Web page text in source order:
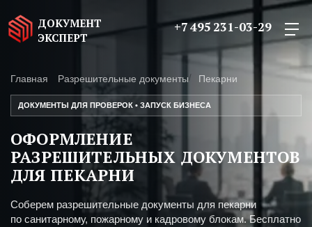
ДОКУМЕНТ
ЭКСПЕРТ
+7 495 231-03-29
Главная Разрешительные документы Пекарни
ДОКУМЕНТЫ ДЛЯ ПРОВЕРОК • ЗАПУСК БИЗНЕСА
ОФОРМЛЕНИЕ
РАЗРЕШИТЕЛЬНЫХ ДОКУМЕНТОВ
ДЛЯ ПЕКАРНИ
Соберем разрешительные документы для пекарни
по санитарному, пожарному и кадровому блокам. Бесплатно